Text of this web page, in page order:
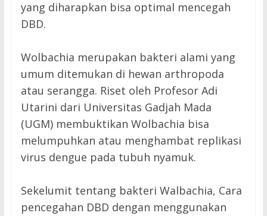
yang diharapkan bisa optimal mencegah
DBD.
Wolbachia merupakan bakteri alami yang
umum ditemukan di hewan arthropoda
atau serangga. Riset oleh Profesor Adi
Utarini dari Universitas Gadjah Mada
(UGM) membuktikan Wolbachia bisa
melumpuhkan atau menghambat replikasi
virus dengue pada tubuh nyamuk.
Sekelumit tentang bakteri Walbachia, Cara
pencegahan DBD dengan menggunakan